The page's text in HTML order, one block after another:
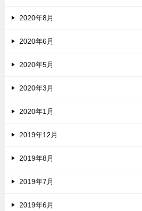
2020年8月
2020年6月
2020年5月
2020年3月
2020年1月
2019年12月
2019年8月
2019年7月
2019年6月